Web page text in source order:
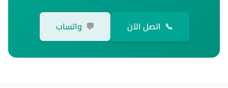
📞 اتصل الآن 💬 واتساب